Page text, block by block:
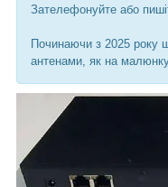
Зателефонуйте або
Починаючи з 2025 року
антенами, як на